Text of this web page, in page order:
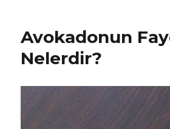
Avokadonun
Nelerdir?